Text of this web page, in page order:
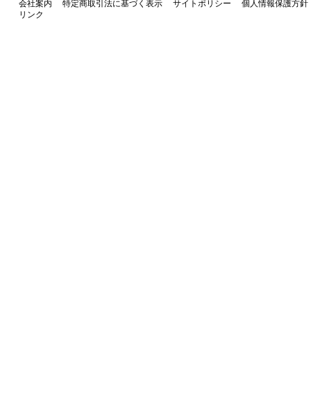
会社案内 特定商取引法に基づく表示 サイトポリシー
個人情報保護方針
リンク